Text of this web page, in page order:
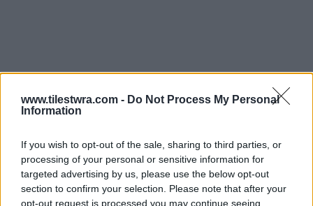
www.tilestwra.com - Do Not Process My Personal
Information
If you wish to opt-out of the sale, sharing to third parties, or
processing of your personal or sensitive information for
targeted advertising by us, please use the below opt-out
section to confirm your selection. Please note that after your
opt-out request is processed you may continue seeing